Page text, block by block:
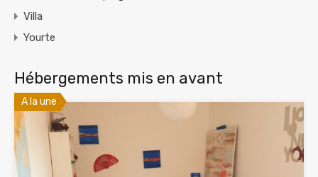
Villa
Yourte
Hébergements mis en avant
A la une